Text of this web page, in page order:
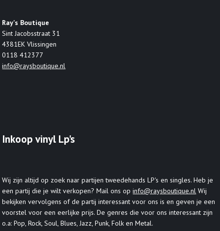
Ray's Boutique
Sint Jacobsstraat 31
4381EK Vlissingen
0118 412377
info@raysboutique.nl
Inkoop vinyl Lp's
Wij zijn altijd op zoek naar partijen tweedehands LP's en singles. Heb je
een partij die je wilt verkopen? Mail ons opinfo@raysboutique.nl Wij
bekijken vervolgens of de partij interessant voor ons is en geven je een
voorstel voor een eerlijke prijs. De genres die voor ons interessant zijn
o.a: Pop, Rock, Soul, Blues, Jazz, Punk, Folk en Metal.